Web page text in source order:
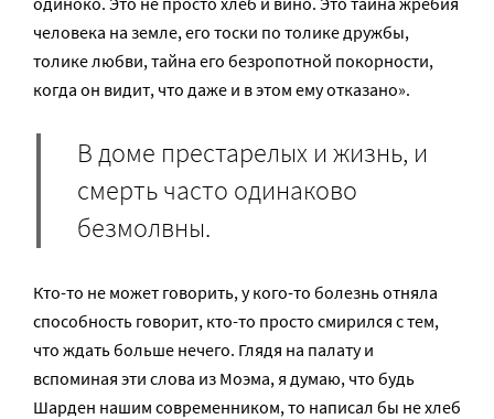
человека на земле, его тоски по толике дружбы,
толике любви, тайна его безропотной покорности,
когда он видит, что даже и в этом ему отказано».
В доме престарелых и жизнь, и
смерть часто одинаково
безмолвны.
Кто-то не может говорить, у кого-то болезнь отняла
способность говорит, кто-то просто смирился с тем,
что ждать больше нечего. Глядя на палату и
вспоминая эти слова из Моэма, я думаю, что будь
Шарден нашим современником, то написал бы не хлеб